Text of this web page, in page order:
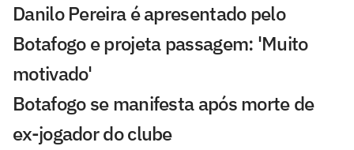
Danilo Pereira é apresentado pelo
Botafogo e projeta passagem: 'Muito
motivado'
Botafogo se manifesta após morte de
ex-jogador do clube